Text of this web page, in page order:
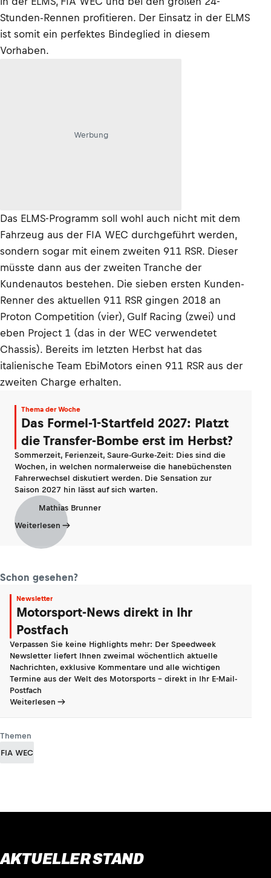
Stunden-Rennen profitieren. Der Einsatz in der ELMS
ist somit ein perfektes Bindeglied in diesem
Vorhaben.
Werbung
Das ELMS-Programm soll wohl auch nicht mit dem
Fahrzeug aus der FIA WEC durchgeführt werden,
sondern sogar mit einem zweiten 911 RSR. Dieser
müsste dann aus der zweiten Tranche der
Kundenautos bestehen. Die sieben ersten Kunden-
Renner des aktuellen 911 RSR gingen 2018 an
Proton Competition (vier), Gulf Racing (zwei) und
eben Project 1 (das in der WEC verwendetet
Chassis). Bereits im letzten Herbst hat das
italienische Team EbiMotors einen 911 RSR aus der
zweiten Charge erhalten.
Thema der Woche
Das Formel-1-Startfeld 2027: Platzt
die Transfer-Bombe erst im Herbst?
Sommerzeit, Ferienzeit, Saure-Gurke-Zeit: Dies sind die
Wochen, in welchen normalerweise die hanebüchensten
Fahrerwechsel diskutiert werden. Die Sensation zur
Saison 2027 hin lässt auf sich warten.
Mathias Brunner
Weiterlesen
Schon gesehen?
Newsletter
Motorsport-News direkt in Ihr
Postfach
Verpassen Sie keine Highlights mehr: Der Speedweek
Newsletter liefert Ihnen zweimal wöchentlich aktuelle
Nachrichten, exklusive Kommentare und alle wichtigen
Termine aus der Welt des Motorsports - direkt in Ihr E-Mail-
Postfach
Weiterlesen
Themen
FIA WEC
AKTUELLER STAND